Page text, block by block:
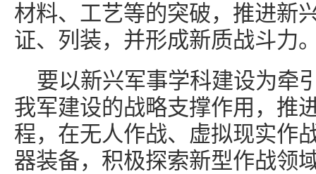
材料、工艺等的突破，推进新
证、列装，并形成新质战斗力
要以新兴军事学科建设为牵
我军建设的战略支撑作用，推
程，在无人作战、虚拟现实作
器装备，积极探索新型作战领